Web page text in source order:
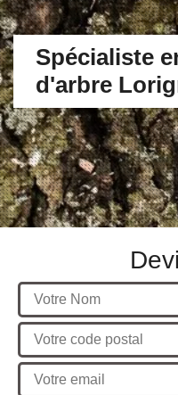
Spécialiste
d'arbre